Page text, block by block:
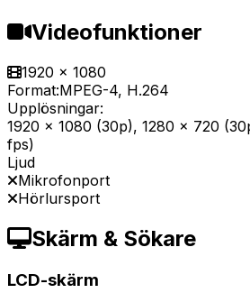
Videofunktioner
1920 x 1080
Format:MPEG-4, H.264
Upplösningar:
1920 x 1080 (30p), 1280 x 720
fps)
Ljud
Mikrofonport
Hörlursport
Skärm & Sökare
LCD-skärm